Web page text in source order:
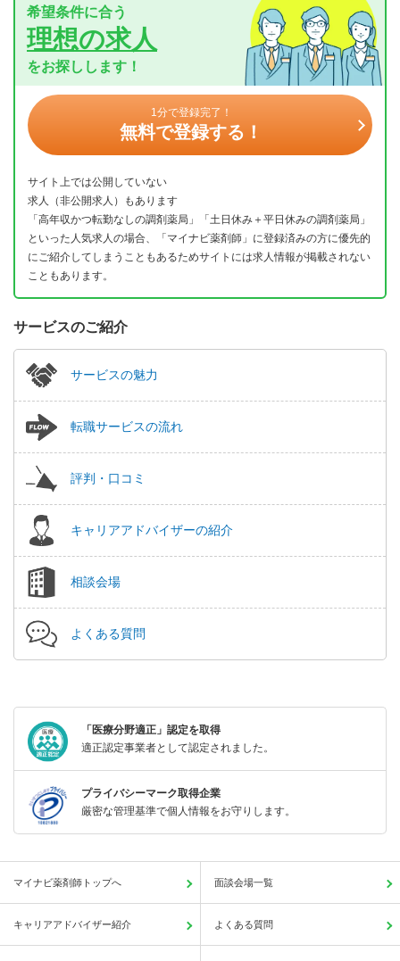
希望条件に合う
理想の求人
をお探しします！
1分で登録完了！
無料で登録する！
サイト上では公開していない
求人（非公開求人）もあります
「高年収かつ転勤なしの調剤薬局」「土日休み＋平日休みの調剤薬局」
といった人気求人の場合、「マイナビ薬剤師」に登録済みの方に優先的
にご紹介してしまうこともあるためサイトには求人情報が掲載されない
こともあります。
サービスのご紹介
サービスの魅力
転職サービスの流れ
評判・口コミ
キャリアアドバイザーの紹介
相談会場
よくある質問
「医療分野適正」認定を取得
適正認定事業者として認定されました。
プライバシーマーク取得企業
厳密な管理基準で個人情報をお守りします。
マイナビ薬剤師トップへ 面談会場一覧
キャリアアドバイザー紹介 よくある質問